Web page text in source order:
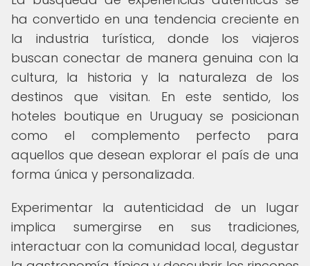
ha convertido en una tendencia creciente en
la industria turística, donde los viajeros
buscan conectar de manera genuina con la
cultura, la historia y la naturaleza de los
destinos que visitan. En este sentido, los
hoteles boutique en Uruguay se posicionan
como el complemento perfecto para
aquellos que desean explorar el país de una
forma única y personalizada.
Experimentar la autenticidad de un lugar
implica sumergirse en sus tradiciones,
interactuar con la comunidad local, degustar